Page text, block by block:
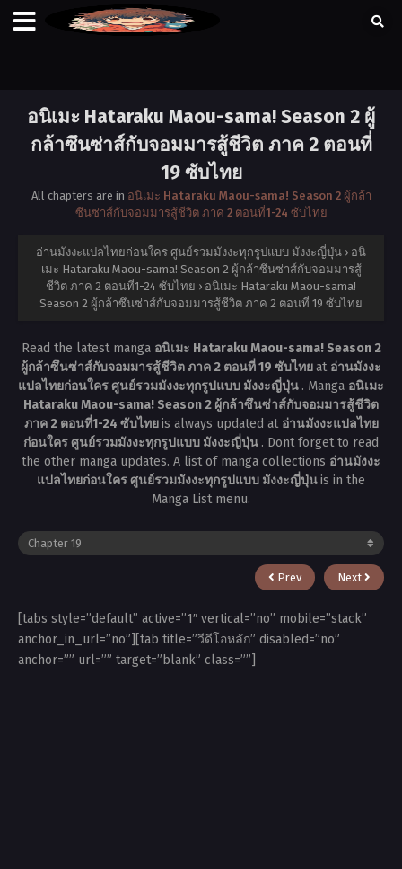
อนิเมะ Hataraku Maou-sama! Season 2 ผู้
กล้าซึนซ่าส์กับจอมมารสู้ชีวิต ภาค 2 ตอนที่
19 ซับไทย
All chapters are in อนิเมะ Hataraku Maou-sama! Season 2 ผู้กล้า
ซึนซ่าส์กับจอมมารสู้ชีวิต ภาค 2 ตอนที่1-24 ซับไทย
อ่านมังงะแปลไทยก่อนใคร ศูนย์รวมมังงะทุกรูปแบบ มังงะญี่ปุ่น › อนิ
เมะ Hataraku Maou-sama! Season 2 ผู้กล้าซึนซ่าส์กับจอมมารสู้
ชีวิต ภาค 2 ตอนที่1-24 ซับไทย › อนิเมะ Hataraku Maou-sama!
Season 2 ผู้กล้าซึนซ่าส์กับจอมมารสู้ชีวิต ภาค 2 ตอนที่ 19 ซับไทย
Read the latest manga อนิเมะ Hataraku Maou-sama! Season 2
ผู้กล้าซึนซ่าส์กับจอมมารสู้ชีวิต ภาค 2 ตอนที่ 19 ซับไทยat อ่านมังงะ
แปลไทยก่อนใคร ศูนย์รวมมังงะทุกรูปแบบ มังงะญี่ปุ่น . Manga อนิเมะ
Hataraku Maou-sama! Season 2 ผู้กล้าซึนซ่าส์กับจอมมารสู้ชีวิต
ภาค 2 ตอนที่1-24 ซับไทยis always updated at อ่านมังงะแปลไทย
ก่อนใคร ศูนย์รวมมังงะทุกรูปแบบ มังงะญี่ปุ่น . Dont forget to read
the other manga updates. A list of manga collections อ่านมังงะ
แปลไทยก่อนใคร ศูนย์รวมมังงะทุกรูปแบบ มังงะญี่ปุ่นis in the
Manga List menu.
Prev Next
[tabs style=”default” active=”1″ vertical=”no” mobile=”stack”
anchor_in_url=”no”][tab title=”วีดีโอหลัก” disabled=”no”
anchor=”” url=”” target=”blank” class=””]